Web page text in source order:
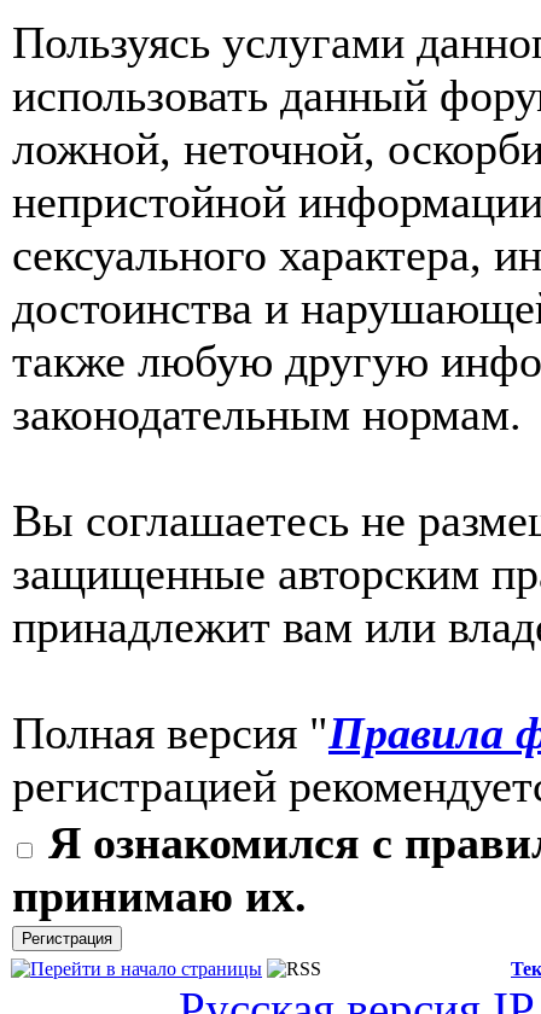
Пользуясь услугами
использовать данный
ложной, неточной,
непристойной
сексуального характера,
достоинства и
также любую другую
законодательным нормам.
Вы соглашаетесь не
защищенные авторским
принадлежит вам или
Полная версия "Правила
регистрацией
Я ознакомился с
принимаю их.